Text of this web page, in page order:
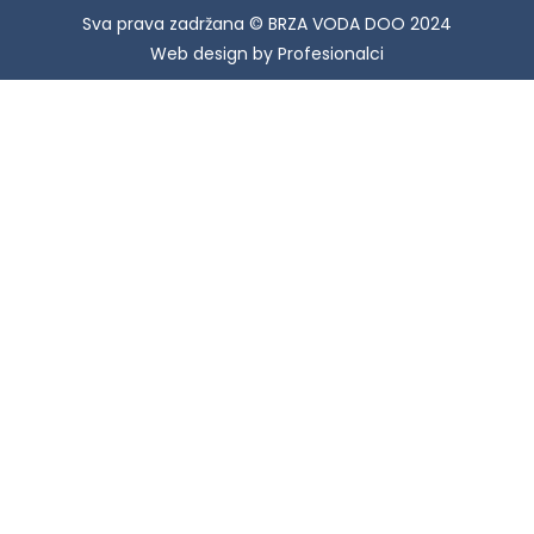
Sva prava zadržana © BRZA VODA DOO 2024
Web design by Profesionalci